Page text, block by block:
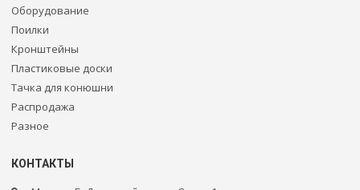
Оборудование
Поилки
Кронштейны
Пластиковые доски
Тачка для конюшни
Распродажа
Разное
КОНТАКТЫ